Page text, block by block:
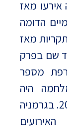
מאז
הדומה
מאז
שם בפרק
מספר
היה
כמעט כפול מזה שנמדד בכל שנת 2022. בגרמניה
בהיקף האירועים